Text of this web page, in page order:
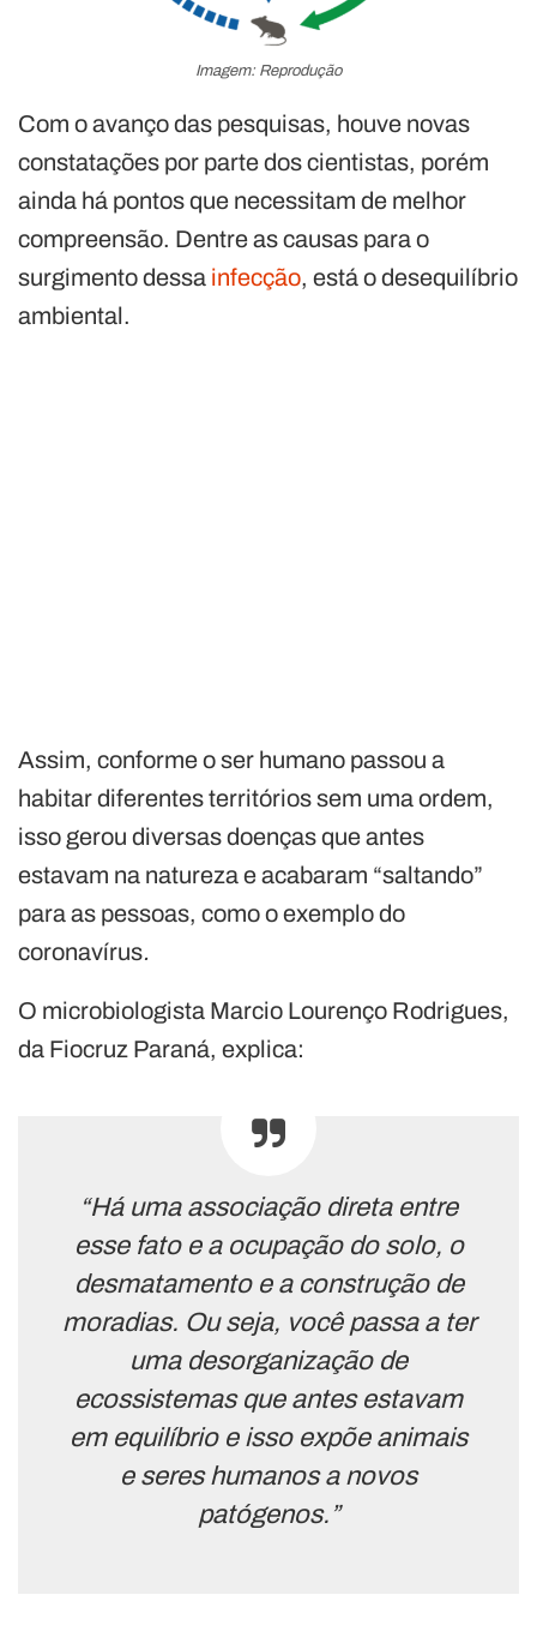
Imagem: Reprodução
Com o avanço das pesquisas, houve novas
constatações por parte dos cientistas, porém
ainda há pontos que necessitam de melhor
compreensão. Dentre as causas para o
surgimento dessa infecção, está o desequilíbrio
ambiental.
Assim, conforme o ser humano passou a
habitar diferentes territórios sem uma ordem,
isso gerou diversas doenças que antes
estavam na natureza e acabaram “saltando”
para as pessoas, como o exemplo do
coronavírus.
O microbiologista Marcio Lourenço Rodrigues,
da Fiocruz Paraná, explica:
“Há uma associação direta entre
esse fato e a ocupação do solo, o
desmatamento e a construção de
moradias. Ou seja, você passa a ter
uma desorganização de
ecossistemas que antes estavam
em equilíbrio e isso expõe animais
e seres humanos a novos
patógenos.”